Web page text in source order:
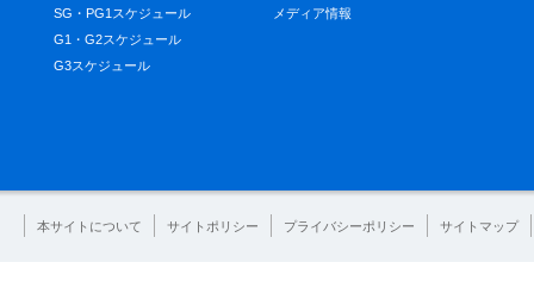
SG・PG1スケジュール
G1・G2スケジュール
G3スケジュール
メディア情報
本サイトについて サイトポリシー プライバシーポリシー サイトマップ